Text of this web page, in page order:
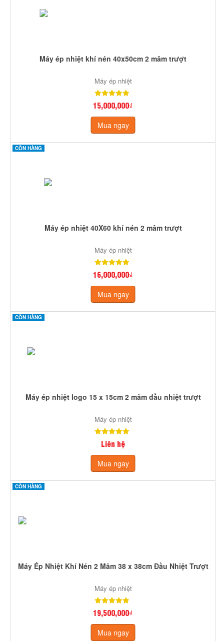
Máy ép nhiệt khí nén 40x50cm 2 mâm trượt
Máy ép nhiệt
15,000,000₫
Mua ngay
CÒN HÀNG
Máy ép nhiệt 40X60 khí nén 2 mâm trượt
Máy ép nhiệt
16,000,000₫
Mua ngay
CÒN HÀNG
Máy ép nhiệt logo 15 x 15cm 2 mâm đầu nhiệt trượt
Máy ép nhiệt
Liên hệ
Mua ngay
CÒN HÀNG
Máy Ép Nhiệt Khí Nén 2 Mâm 38 x 38cm Đầu Nhiệt Trượt
Máy ép nhiệt
19,500,000₫
Mua ngay